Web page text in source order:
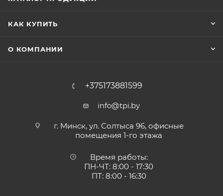
КАК КУПИТЬ
О КОМПАНИИ
+375173881599
info@tpi.by
г. Минск, ул. Солтыса 96, офисные
помещения 1-го этажа
Время работы:
ПН-ЧТ: 8:00 - 17:30
ПТ: 8:00 - 16:30